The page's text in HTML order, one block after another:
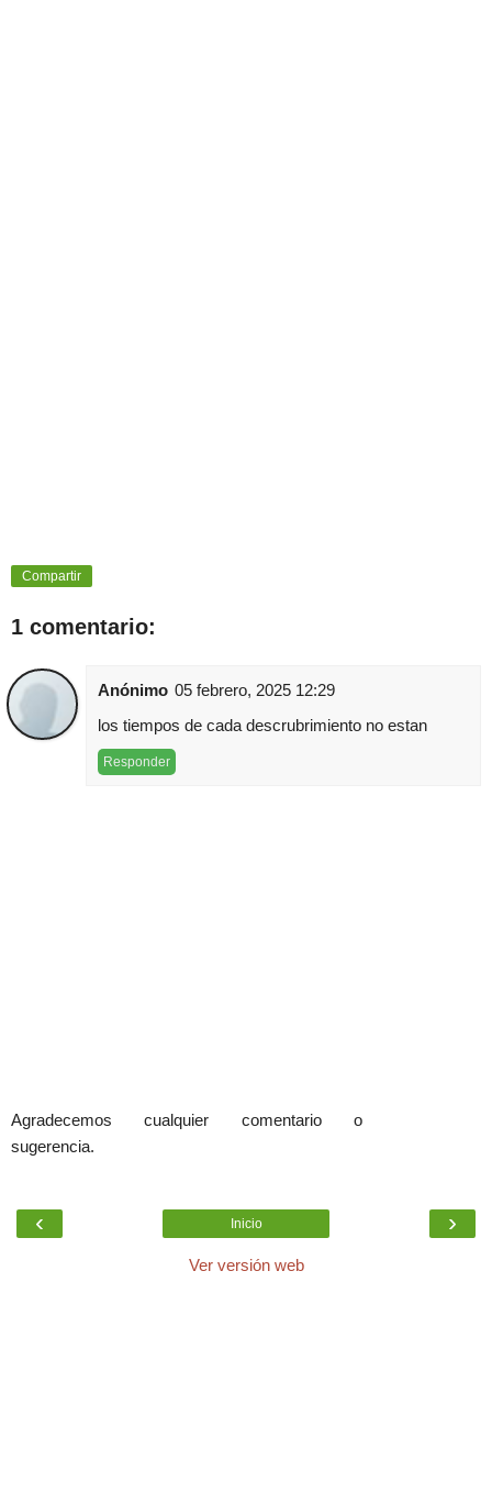
Compartir
1 comentario:
Anónimo 05 febrero, 2025 12:29
los tiempos de cada descrubrimiento no estan
Responder
Agradecemos cualquier comentario o
sugerencia.
‹ ›
Inicio
Ver versión web